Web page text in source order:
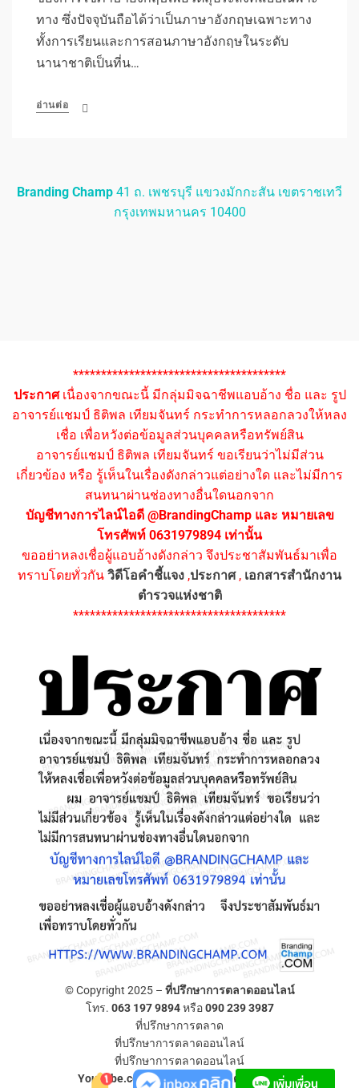
ทาง ซึ่งปัจจุบันถือได้ว่าเป็นภาษาอังกฤษเฉพาะทาง
ทั้งการเรียนและการสอนภาษาอังกฤษในระดับ
นานาชาติเป็นที่น…
อ่านต่อ
Branding Champ 41 ถ. เพชรบุรี แขวงมักกะสัน เขตราชเทวี
กรุงเทพมหานคร 10400
**************************************
ประกาศเนื่องจากขณะนี้ มีกลุ่มมิจฉาชีพแอบอ้าง ชื่อ และ รูป
อาจารย์แชมป์ ธิติพล เทียมจันทร์ กระทำการหลอกลวงให้หลง
เชื่อ เพื่อหวังต่อข้อมูลส่วนบุคคลหรือทรัพย์สิน
อาจารย์แชมป์ ธิติพล เทียมจันทร์ ขอเรียนว่าไม่มีส่วน
เกี่ยวข้อง หรือ รู้เห็นในเรื่องดังกล่าวแต่อย่างใด และไม่มีการ
สนทนาผ่านช่องทางอื่นใดนอกจาก
บัญชีทางการไลน์ไอดี @BrandingChamp และ หมายเลข
โทรศัพท์ 0631979894 เท่านั้น
ขออย่าหลงเชื่อผู้แอบอ้างดังกล่าว จึงประชาสัมพันธ์มาเพื่อ
ทราบโดยทั่วกัน วิดีโอคำชี้แจง ,ประกาศ, เอกสารสำนักงาน
ตำรวจแห่งชาติ
**************************************
© Copyright 2025 – ที่ปรึกษาการตลาดออนไลน์
โทร. 063 197 9894หรือ090 239 3987
ที่ปรึกษาการตลาด
ที่ปรึกษาการตลาดออนไลน์
ที่ปรึกษาการตลาดออนไลน์
YouTube.com/ที่ปรึกษาการตลาดออนไลน์